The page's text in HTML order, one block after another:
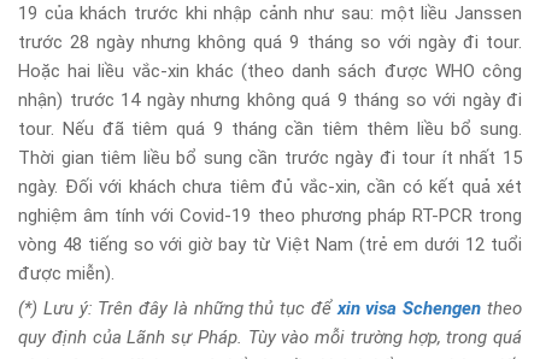
19 của khách trước khi nhập cảnh như sau: một liều Janssen
trước 28 ngày nhưng không quá 9 tháng so với ngày đi tour.
Hoặc hai liều vắc-xin khác (theo danh sách được WHO công
nhận) trước 14 ngày nhưng không quá 9 tháng so với ngày đi
tour. Nếu đã tiêm quá 9 tháng cần tiêm thêm liều bổ sung.
Thời gian tiêm liều bổ sung cần trước ngày đi tour ít nhất 15
ngày. Đối với khách chưa tiêm đủ vắc-xin, cần có kết quả xét
nghiệm âm tính với Covid-19 theo phương pháp RT-PCR trong
vòng 48 tiếng so với giờ bay từ Việt Nam (trẻ em dưới 12 tuổi
được miễn).
(*) Lưu ý: Trên đây là những thủ tục đểxin visa Schengen theo
quy định của Lãnh sự Pháp. Tùy vào mỗi trường hợp, trong quá